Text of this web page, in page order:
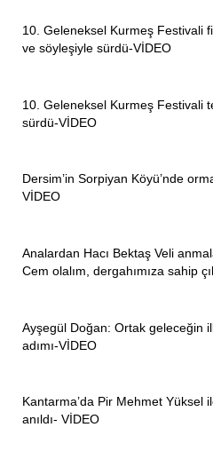
10. Geleneksel Kurmeş Festivali
ve söyleşiyle sürdü-VİDEO
10. Geleneksel Kurmeş Festivali
sürdü-VİDEO
Dersim’in Sorpiyan Köyü’nde
VİDEO
Analardan Hacı Bektaş Veli
Cem olalım, dergahımıza sahip
Ayşegül Doğan: Ortak geleceğin
adımı-VİDEO
Kantarma’da Pir Mehmet Yüksel
anıldı- VİDEO